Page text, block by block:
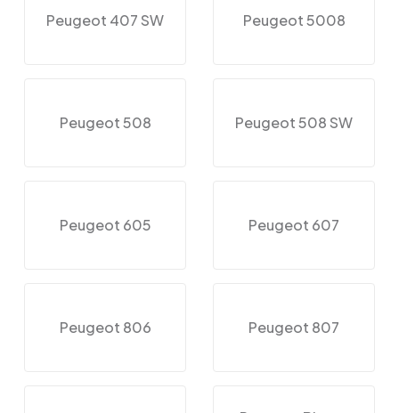
Peugeot 407 SW Peugeot 5008
Peugeot 508 Peugeot 508 SW
Peugeot 605 Peugeot 607
Peugeot 806 Peugeot 807